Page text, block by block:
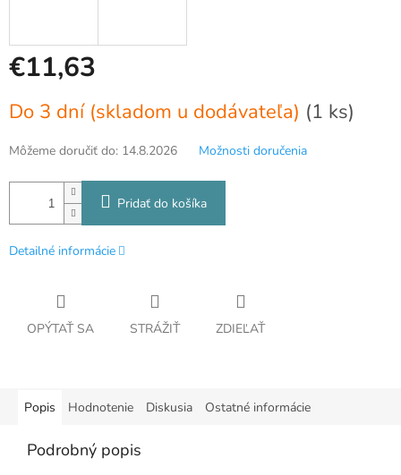
€11,63
cena:
Do 3 dní (skladom u dodávateľa) (1 ks)
Môžeme doručiť do: 14.8.2026 Možnosti doručenia
Pridať do košíka
Detailné informácie
OPÝTAŤ SA STRÁŽIŤ ZDIEĽAŤ
Popis Hodnotenie Diskusia Ostatné informácie
Podrobný popis